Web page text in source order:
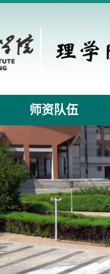
师资队伍